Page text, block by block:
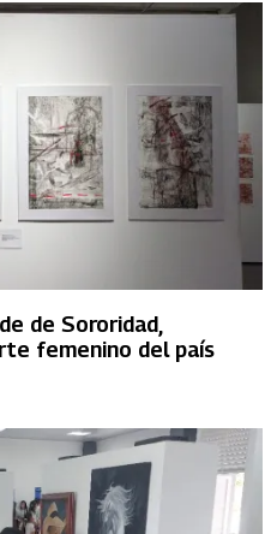
de Sororidad,
femenino del país